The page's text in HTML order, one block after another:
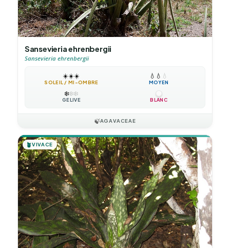
Sansevieria ehrenbergii
Sansevieria ehrenbergii
☀️☀️☀️
SOLEIL / MI-OMBRE
💧 💧 💧
MOYEN
❄️❄️❄️
GÉLIVE BLANC
🍃AGAVACEAE
🪴VIVACE